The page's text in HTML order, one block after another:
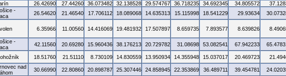
26.42690 27.44260 36.073482 32.138528 29.574767 36.718235 34.692345 34.805572
-
26.54620 21.46540 17.706112 18.089068 14.635313 15.115998 18.541229 29.93634
6.35966 11.00560 14.416069 19.481932 17.507897 8.659735 7.893577 8.639826
-
42.11560 20.69280 15.960436 38.176213 20.729782 31.08698 53.082541 67.942233
18.51760 21.51110 8.730109 14.830559 13.950934 14.355948 15.037017 20.469723
nad
30.66990 22.80860 20.898787 25.307446 24.858945 22.353869 36.489711 39.454781